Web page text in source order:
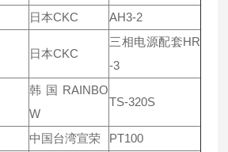
日本CKC AH3-2
日本CKC
三相电源配套HR
-3
韩国RAINBO
W
TS-320S
中国台湾宣荣
PT100